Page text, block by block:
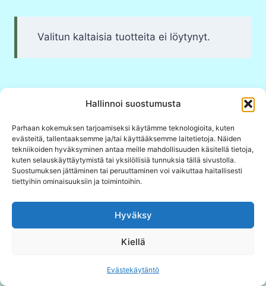
Hallinnoi suostumusta
Parhaan kokemuksen tarjoamiseksi käytämme teknologioita, kuten
evästeitä, tallentaaksemme ja/tai käyttääksemme laitetietoja. Näiden
tekniikoiden hyväksyminen antaa meille mahdollisuuden käsitellä tietoja,
kuten selauskäyttäytymistä tai yksilöllisiä tunnuksia tällä sivustolla.
Suostumuksen jättäminen tai peruuttaminen voi vaikuttaa haitallisesti
tiettyihin ominaisuuksiin ja toimintoihin.
Hyväksy
Kiellä
Evästekäytäntö
Valitun kaltaisia tuotteita ei löytynyt.
Luonnonrytmit.fi - kaikki oikeudet pidätetään.
tietosuojaseloste